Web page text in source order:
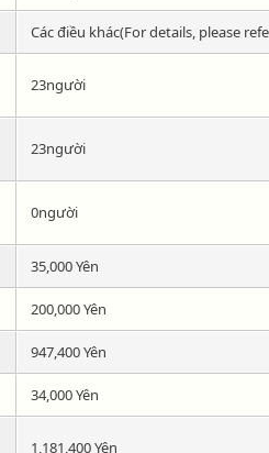
Các điều khác(For details, please
23người
23người
0người
35,000 Yên
200,000 Yên
947,400 Yên
34,000 Yên
1,181,400 Yên